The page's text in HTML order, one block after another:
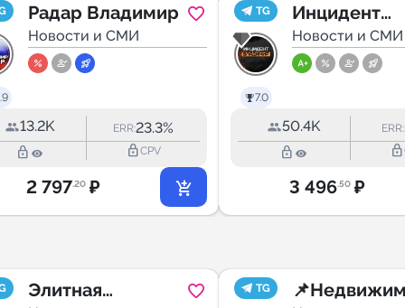
Радар Владимир
Новости и СМИ
13.2K ERR:23.3%
lock_outline lock_outlineCPV
2 797.20 ₽
TG
7.0
Инцидент
Владимир
Новости и СМИ
50.4K ERR:
lock_outline lock_outline
3 496.50 ₽
Элитная
TG